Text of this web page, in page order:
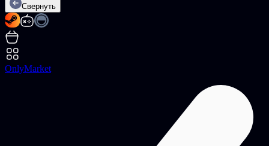
Свернуть
OnlyMarket